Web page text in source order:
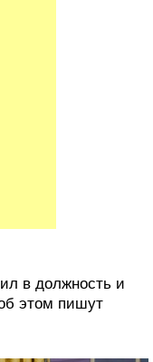
в должность и
этом пишут